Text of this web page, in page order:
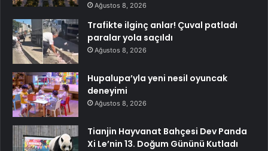
Ağustos 8, 2026
Trafikte ilginç anlar! Çuval patladı
paralar yola saçıldı
Ağustos 8, 2026
Hupalupa’yla yeni nesil oyuncak
deneyimi
Ağustos 8, 2026
Tianjin Hayvanat Bahçesi Dev Panda
Xi Le’nin 13. Doğum Gününü Kutladı